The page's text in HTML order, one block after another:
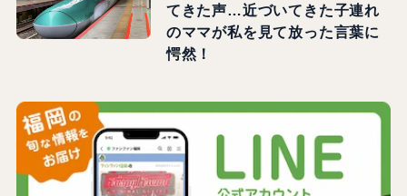
てきた声…近づいてきた子連れ
のママが私を見て放った言葉に
愕然！